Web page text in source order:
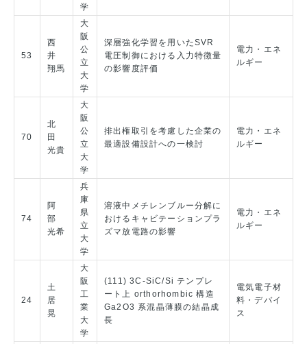
学
53
西
井
翔馬
大
阪
公
立
大
学
深層強化学習を用いたSVR
電圧制御における入力特徴量
の影響度評価
電力・エネ
ルギー
70
北
田
光貴
大
阪
公
立
大
学
排出権取引を考慮した企業の
最適設備設計への一検討
電力・エネ
ルギー
74
阿
部
光希
兵
庫
県
立
大
学
溶液中メチレンブルー分解に
おけるキャビテーションプラ
ズマ放電路の影響
電力・エネ
ルギー
24
土
居
晃
大
阪
工
業
大
学
(111) 3C-SiC/Si テンプレ
ート上 orthorhombic 構造
Ga2O3 系混晶薄膜の結晶成
長
電気電子材
料・デバイ
ス